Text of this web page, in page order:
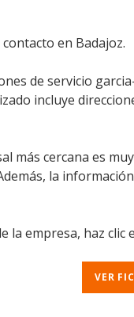
en Badajoz.
de servicio
incluye
más cercana es
la
la empresa, haz
VER